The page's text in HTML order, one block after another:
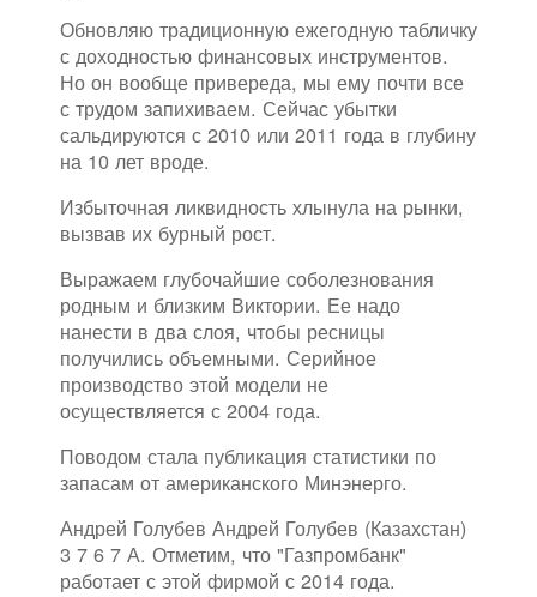
Обновляю традиционную ежегодную табличку
с доходностью финансовых инструментов.
Но он вообще привереда, мы ему почти все
с трудом запихиваем. Сейчас убытки
сальдируются с 2010 или 2011 года в глубину
на 10 лет вроде.
Избыточная ликвидность хлынула на рынки,
вызвав их бурный рост.
Выражаем глубочайшие соболезнования
родным и близким Виктории. Ее надо
нанести в два слоя, чтобы ресницы
получились объемными. Серийное
производство этой модели не
осуществляется с 2004 года.
Поводом стала публикация статистики по
запасам от американского Минэнерго.
Андрей Голубев Андрей Голубев (Казахстан)
3 7 6 7 А. Отметим, что "Газпромбанк"
работает с этой фирмой с 2014 года.